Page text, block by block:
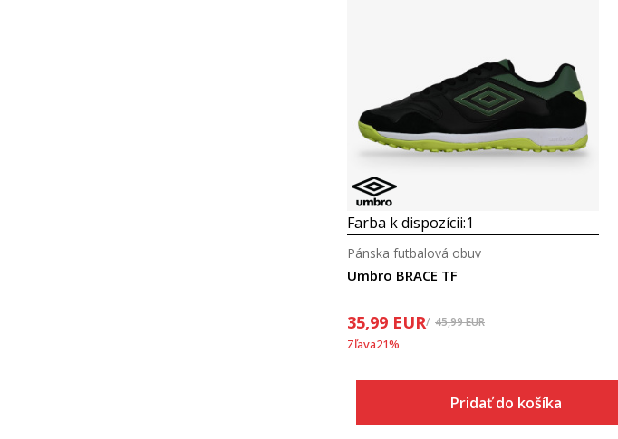
Porovnaj
Farba k dispozícii:1
Umbro BRACE TF
Pánska futbalová obuv
35,99 EUR 45,99EUR
Zľava21%
Pridať do košíka